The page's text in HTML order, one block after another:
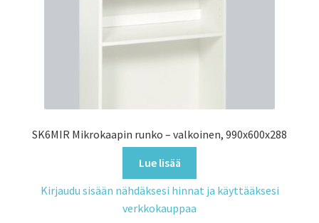
SK6MIR Mikrokaapin runko – valkoinen, 990x600x288
Lue lisää
Kirjaudu sisään nähdäksesi hinnat ja käyttääksesi
verkkokauppaa